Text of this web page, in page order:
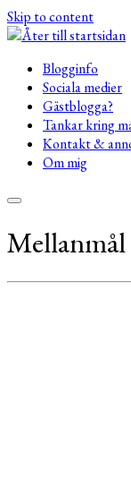
Skip to content
Blogginfo
Sociala medier
Gästblogga?
Tankar kring
Kontakt &
Om mig
Mellanmål